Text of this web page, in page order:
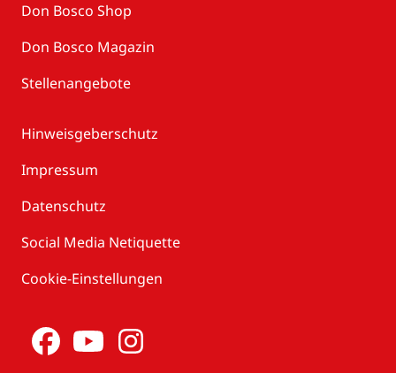
Don Bosco Shop
Don Bosco Magazin
Stellenangebote
Hinweisgeberschutz
Impressum
Datenschutz
Social Media Netiquette
Cookie-Einstellungen